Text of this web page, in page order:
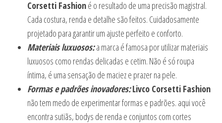
Corsetti Fashioné o resultado de uma precisão magistral.
Cada costura, renda e detalhe são feitos. Cuidadosamente
projetado para garantir um ajuste perfeito e conforto.
Materiais luxuosos:a marca é famosa por utilizar materiais
luxuosos como rendas delicadas e cetim. Não é só roupa
íntima, é uma sensação de maciez e prazer na pele.
Formas e padrões inovadores:Livco Corsetti Fashion
não tem medo de experimentar formas e padrões. aqui você
encontra sutiãs, bodys de renda e conjuntos com cortes